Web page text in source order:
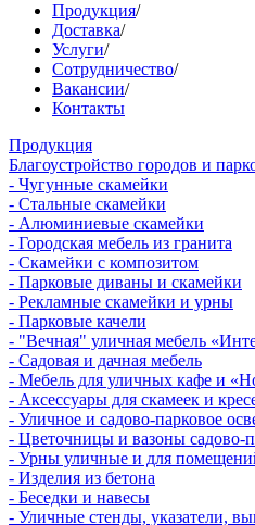
Продукция/
Доставка/
Услуги/
Сотрудничество/
Вакансии/
Контакты
Продукция
Благоустройство городов и
- Чугунные скамейки
- Стальные скамейки
- Алюминиевые скамейки
- Городская мебель из гранита
- Скамейки с композитом
- Парковые диваны и скамейки
- Рекламные скамейки и урны
- Парковые качели
- "Вечная" уличная мебель
- Садовая и дачная мебель
- Мебель для уличных кафе и
- Аксессуары для скамеек и
- Уличное и садово-парковое
- Цветочницы и вазоны садово-
- Урны уличные и для
- Изделия из бетона
- Беседки и навесы
- Уличные стенды, указатели,